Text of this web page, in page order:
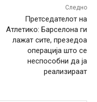
Следно
Претседателот на
Атлетико: Барселона ги
лажат сите, презедоа
операција што се
неспособни да ја
реализираат